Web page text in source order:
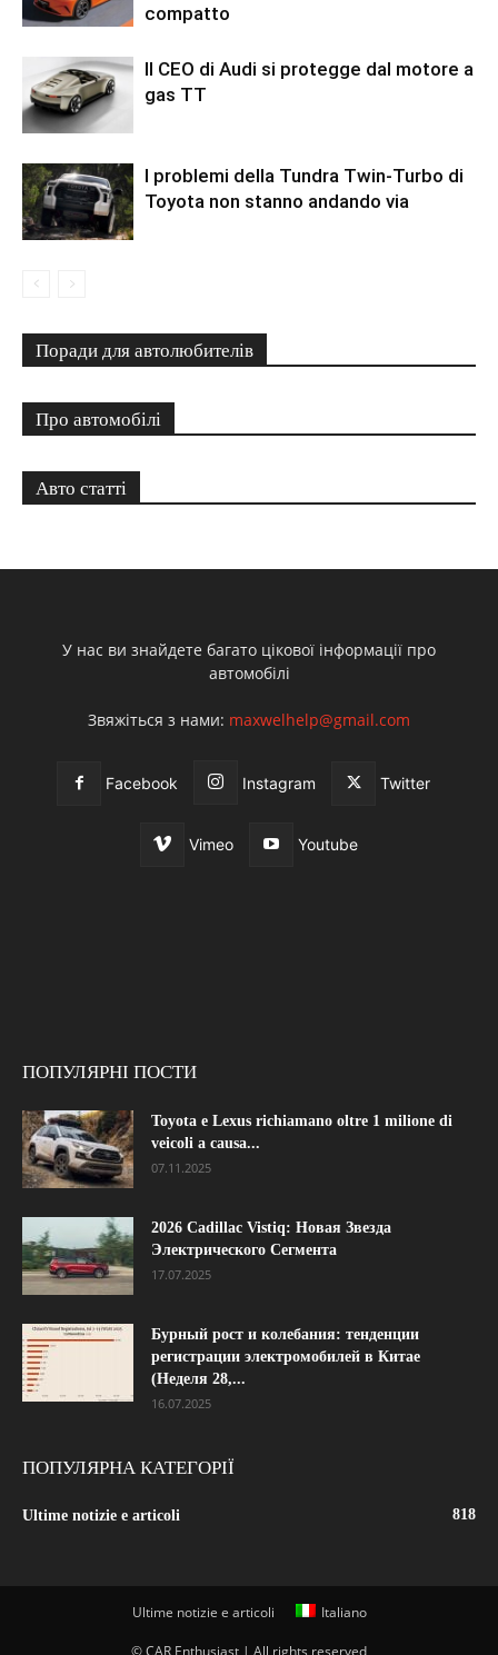
compatto
Il CEO di Audi si protegge dal motore a
gas TT
I problemi della Tundra Twin-Turbo di
Toyota non stanno andando via
Поради для автолюбителів
Про автомобілі
Авто статті
У нас ви знайдете багато цікової інформації про
автомобілі
Звяжіться з нами: maxwelhelp@gmail.com
Facebook Instagram Twitter
Vimeo Youtube
ПОПУЛЯРНІ ПОСТИ
Toyota e Lexus richiamano oltre 1 milione di
veicoli a causa...
07.11.2025
2026 Cadillac Vistiq: Новая Звезда
Электрического Сегмента
17.07.2025
Бурный рост и колебания: тенденции
регистрации электромобилей в Китае
(Неделя 28,...
16.07.2025
ПОПУЛЯРНА КАТЕГОРІЇ
Ultime notizie e articoli 818
Ultime notizie e articoli Italiano
© CAR Enthusiast | All rights reserved